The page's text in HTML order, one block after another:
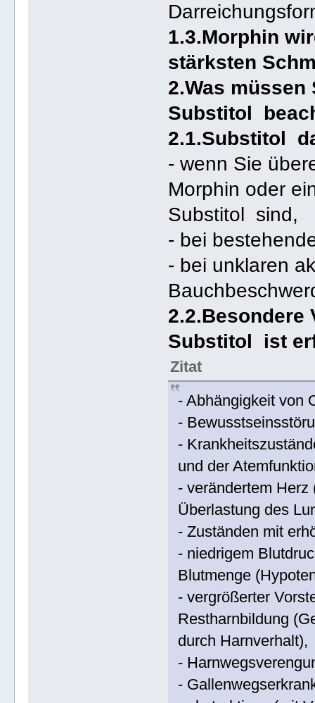
1.3.Morphin
stärksten
2.Was
Substitol
2.1.Substitol
- wenn Sie
Morphin oder
Substitol sind,
- bei
- bei unklaren
2.2.Besondere
Substitol ist
Zitat
- Abhängigkeit von
-
-
und der
- verändertem
Überlastung des
- Zuständen mit
- niedrigem
Blutmenge
- vergrößerter
Restharnbildung
durch Harnverhalt),
-
-